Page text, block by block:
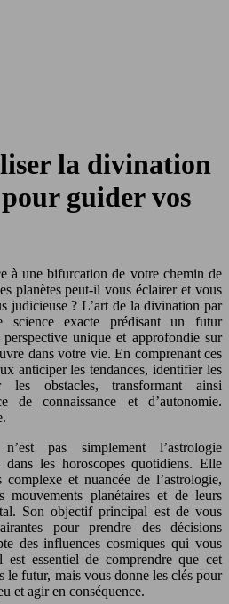
la divination
guider vos
à une bifurcation de votre chemin de
planètes peut-il vous éclairer et vous
judicieuse ? L’art de la divination par
science exacte prédisant un futur
unique et approfondie sur
dans votre vie. En comprenant ces
anticiper les tendances, identifier les
les obstacles, transformant ainsi
de connaissance et d’autonomie.
n’est pas simplement l’astrologie
les horoscopes quotidiens. Elle
complexe et nuancée de l’astrologie,
mouvements planétaires et de leurs
Son objectif principal est de vous
pour prendre des décisions
des influences cosmiques qui vous
est essentiel de comprendre que cet
le futur, mais vous donne les clés pour
et agir en conséquence.